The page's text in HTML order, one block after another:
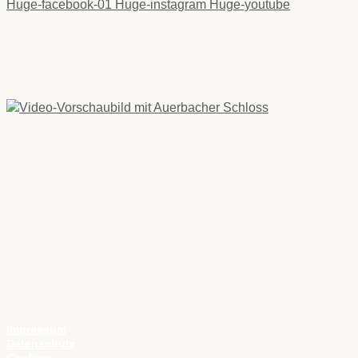
Huge-facebook-01 Huge-instagram Huge-youtube